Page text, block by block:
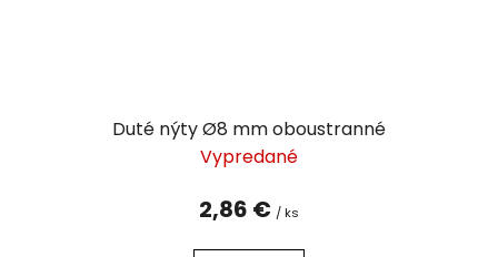
Duté nýty Ø8 mm oboustranné
Vypredané
2,86 € / ks